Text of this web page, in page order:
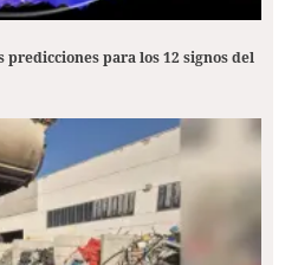
predicciones para los 12 signos del